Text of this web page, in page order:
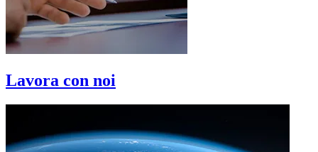
Lavora con noi